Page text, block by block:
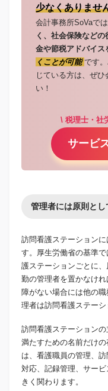
少なくありませ
会計事務所SoVaでは
く、社会保険など
金や節税アドバイス
くことが可能です
じている方は、ぜ
い！
\ 税理士・社
サービ
管理者には原則と
訪問看護ステーション
す。厚生労働省の基準
護ステーションごとに
勤の管理者を置かなけ
障がない場合には他の
理者は訪問看護ステーシ
訪問看護ステーション
満たすための名前だけ
は、看護職員の管理、
対応、記録管理、サー
きく関わります。